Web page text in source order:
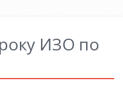
ИЗО по